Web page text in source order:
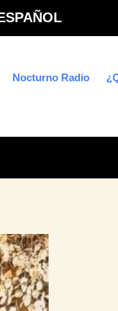
Nocturno Radio